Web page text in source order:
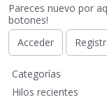
Pareces nuevo por
botones!
Acceder
E
n
Categorías
Hilos recientes